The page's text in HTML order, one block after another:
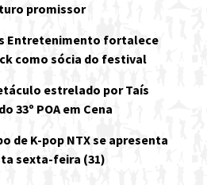
promissor
Entretenimento fortalece
como sócia do festival
estrelado por Taís
33º POA em Cena
de K-pop NTX se apresenta
sexta-feira (31)